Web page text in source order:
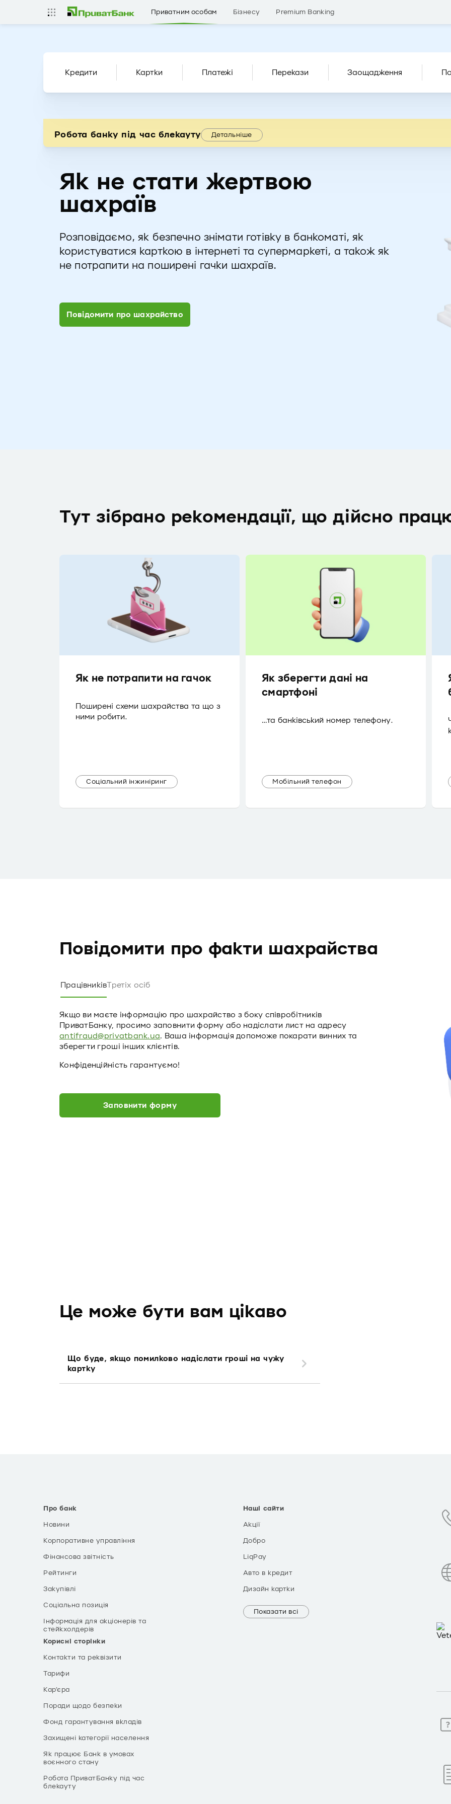
Приватним особам Бізнесу Premium Banking
Кредити Картки Платежі Перекази Заощадження
Робота банку під час блекауту Детальніше
Як не стати жертвою
шахраїв
Розповідаємо, як безпечно знімати готівку в банкоматі, як
користуватися карткою в інтернеті та супермаркеті, а також як
не потрапити на поширені гачки шахраїв.
Повідомити про шахрайство
Тут зібрано рекомендації, що дійсно
Як не потрапити на гачок
Поширені схеми шахрайства та що з
ними робити.
Соціальний інжиніринг
Як зберегти дані на
смартфоні
…та банківський номер телефону.
Мобільний телефон
Повідомити про факти шахрайства
ПрацівниківТретіх осіб
Якщо ви маєте інформацію про шахрайство з боку співробітників
ПриватБанку, просимо заповнити форму або надіслати лист на адресу
antifraud@privatbank.ua. Ваша інформація допоможе покарати винних та
зберегти гроші інших клієнтів.
Конфіденційність гарантуємо!
Заповнити форму
Це може бути вам цікаво
Що буде, якщо помилково надіслати гроші на чужу
картку
Про банк
Новини
Корпоративне управління
Фінансова звітність
Рейтинги
Закупівлі
Соціальна позиція
Інформація для акціонерів та
стейкхолдерів
Корисні сторінки
Контакти та реквізити
Тарифи
Кар’єра
Поради щодо безпеки
Фонд гарантування вкладів
Захищені категорії населення
Як працює Банк в умовах
воєнного стану
Робота ПриватБанку під час
блекауту
Наші сайти
Акції
Добро
LiqPay
Авто в кредит
Дизайн картки
Показати всі